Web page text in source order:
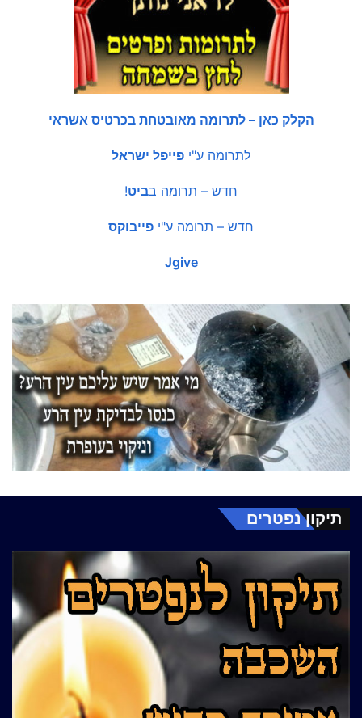
הקלק כאן – לתרומה מאובטחת בכרטיס אשראי
לתרומה ע"י פייפל ישראל
חדש – תרומה בביט!
חדש – תרומה ע"י פייבוקס
Jgive
תיקון נפטרים